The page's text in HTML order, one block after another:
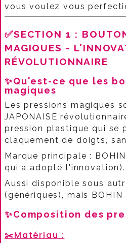
vous voulez vous
✅SECTION 1 :
MAGIQUES -
RÉVOLUTIONNAIRE
✨Qu'est-ce que les
magiques
Les pressions magiques
JAPONAISE
pression plastique qui se
claquement de doigts,
Marque principale :
qui a adopté l'innovation).​
Aussi disponible sous
(génériques), mais
✨Composition des
✂️Matériau :​